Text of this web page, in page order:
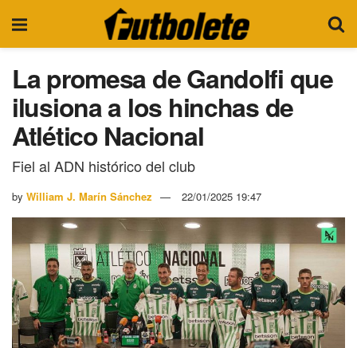
La promesa de Gandolfi que
ilusiona a los hinchas de
Atlético Nacional
Fiel al ADN histórico del club
by William J. Marín Sánchez 22/01/2025 19:47